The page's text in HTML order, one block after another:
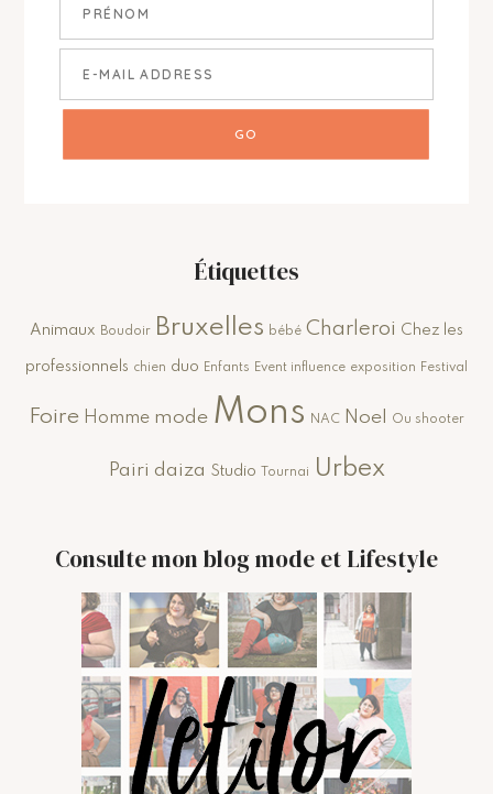
Étiquettes
Animaux Boudoir Bruxelles bébé Charleroi Chez les
professionnels chien duo Enfants Event influence exposition Festival
Foire Homme mode Mons NAC Noel Ou shooter
Pairi daiza Studio Tournai Urbex
Consulte mon blog mode et Lifestyle